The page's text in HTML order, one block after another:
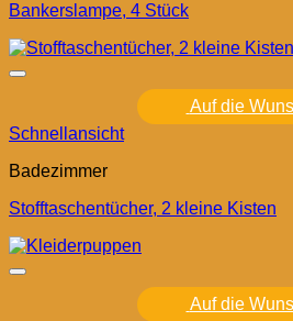
Bankerslampe, 4 Stück
Auf die
Schnellansicht
Badezimmer
Stofftaschentücher, 2 kleine Kisten
Auf die